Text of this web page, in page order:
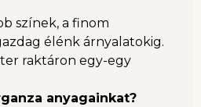
színek, a finom
élénk árnyalatokig.
raktáron egy-egy
anyagainkat?